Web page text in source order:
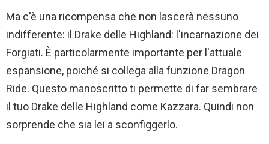
Ma c'è una ricompensa che non lascerà nessuno
indifferente: il Drake delle Highland: l'incarnazione dei
Forgiati. È particolarmente importante per l'attuale
espansione, poiché si collega alla funzione Dragon
Ride. Questo manoscritto ti permette di far sembrare
il tuo Drake delle Highland come Kazzara. Quindi non
sorprende che sia lei a sconfiggerlo.